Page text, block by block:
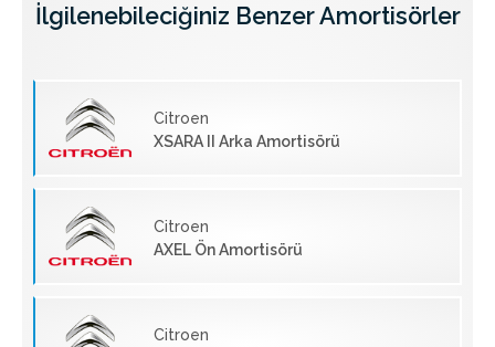
İlgilenebileciğiniz Benzer Amortisörler
Citroen
XSARA II Arka Amortisörü
Citroen
AXEL Ön Amortisörü
Citroen